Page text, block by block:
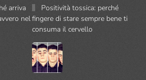
arriva
nel
Positività tossica: perché
fingere di stare sempre bene ti
consuma il cervello